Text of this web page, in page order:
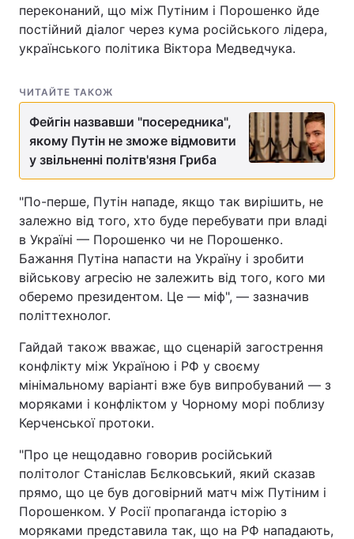
переконаний, що між Путіним і Порошенко йде
постійний діалог через кума російського лідера,
українського політика Віктора Медведчука.
ЧИТАЙТЕ ТАКОЖ
Фейгін назвавши "посередника",
якому Путін не зможе відмовити
у звільненні політв'язня Гриба
"По-перше, Путін нападе, якщо так вирішить, не
залежно від того, хто буде перебувати при владі
в Україні — Порошенко чи не Порошенко.
Бажання Путіна напасти на Україну і зробити
військову агресію не залежить від того, кого ми
оберемо президентом. Це — міф", — зазначив
політтехнолог.
Гайдай також вважає, що сценарій загострення
конфлікту між Україною і РФ у своєму
мінімальному варіанті вже був випробуваний — з
моряками і конфліктом у Чорному морі поблизу
Керченської протоки.
"Про це нещодавно говорив російський
політолог Станіслав Бєлковський, який сказав
прямо, що це був договірний матч між Путіним і
Порошенком. У Росії пропаганда історію з
моряками представила так, що на РФ нападають,